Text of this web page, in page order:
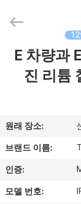
동
영
상
2011
Sunland
Technology
E 차량과
진 리튬
원래 장소:
브랜드 이름:
인증:
모델 번호: